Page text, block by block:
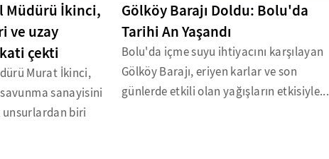
Müdürü İkinci,
ve uzay
çekti
Murat İkinci,
sanayisini
unsurlardan biri
Gölköy Barajı Doldu: Bolu'da
Tarihi An Yaşandı
Bolu'da içme suyu ihtiyacını karşılayan
Gölköy Barajı, eriyen karlar ve son
günlerde etkili olan yağışların etkisiyle...